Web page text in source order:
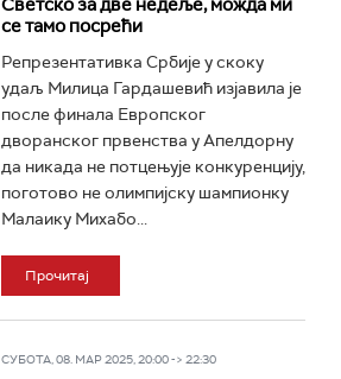
Светско за две недеље, можда ми
се тамо посрећи
Репрезентативка Србије у скоку
удаљ Милица Гардашевић изјавила је
после финала Европског
дворанског првенства у Апелдорну
да никада не потцењује конкуренцију,
поготово не олимпијску шампионку
Малаику Михабо...
Прочитај
СУБОТА, 08. МАР 2025, 20:00 -> 22:30